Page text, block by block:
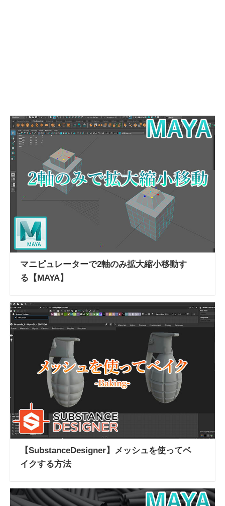
マニピュレーターで2軸のみ拡大縮小移動す
る【MAYA】
【SubstanceDesigner】メッシュを使ってベ
イクする方法